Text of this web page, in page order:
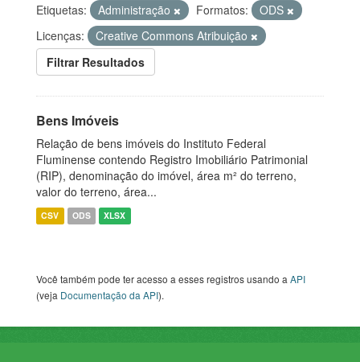
Etiquetas:
Administração Formatos:
ODS
Licenças:
Creative Commons Atribuição
Filtrar Resultados
Bens Imóveis
Relação de bens imóveis do Instituto Federal
Fluminense contendo Registro Imobiliário Patrimonial
(RIP), denominação do imóvel, área m² do terreno,
valor do terreno, área...
CSV ODS XLSX
Você também pode ter acesso a esses registros usando aAPI
(veja Documentação da API).